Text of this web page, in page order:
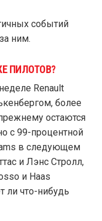
событий
ним.
ПИЛОТОВ?
Renault
более
остаются
с 99-процентной
в следующем
и Лэнс Стролл,
и Haas
ли что-нибудь